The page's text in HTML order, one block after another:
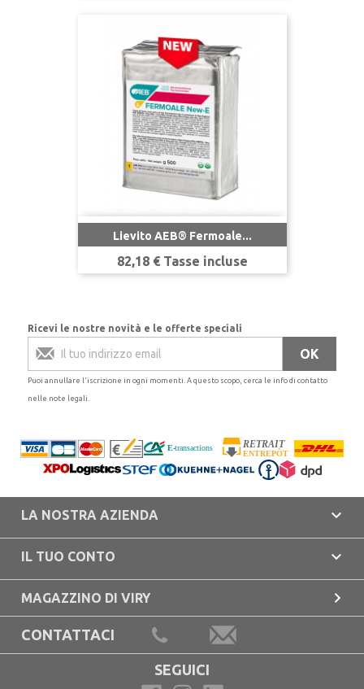
Lievito AEB® Fermoale...
Prezzo
82,18 € Tasse incluse
Ricevi le nostre novità e le offerte speciali
Puoi annullare l'iscrizione in ogni momenti. A questo scopo, cerca le info di contatto
nelle note legali.
LA NOSTRA AZIENDA 
IL TUO CONTO 
MAGAZZINO DI VIRY 
CONTATTACI
SEGUICI